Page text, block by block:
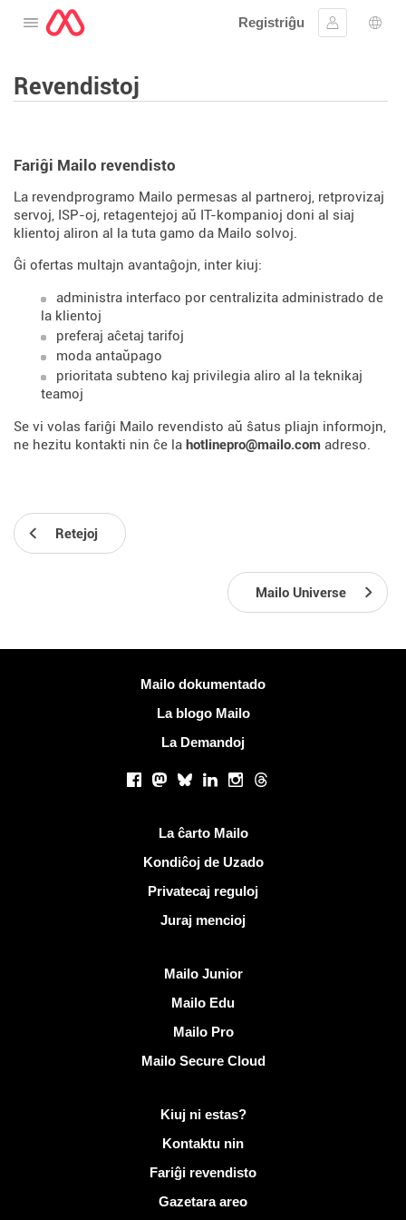
Malfermu la menuon
Registriĝu
Ensaluti
Revendistoj
Fariĝi Mailo revendisto
La revendprogramo Mailo permesas al partneroj, retprovizaj
servoj, ISP-oj, retagentejoj aŭ IT-kompanioj doni al siaj
klientoj aliron al la tuta gamo da Mailo solvoj.
Ĝi ofertas multajn avantaĝojn, inter kiuj:
administra interfaco por centralizita administrado de
la klientoj
preferaj aĉetaj tarifoj
moda antaŭpago
prioritata subteno kaj privilegia aliro al la teknikaj
teamoj
Se vi volas fariĝi Mailo revendisto aŭ ŝatus pliajn informojn,
ne hezitu kontakti nin ĉe la hotlinepro@mailo.com adreso.
Retejoj
Mailo Universe
Mailo dokumentado
La blogo Mailo
La Demandoj
Facebook
Mastodon
BlueskyLinkedInInstagram
Threads
La ĉarto Mailo
Kondiĉoj de Uzado
Privatecaj reguloj
Juraj mencioj
Mailo Junior
Mailo Edu
Mailo Pro
Mailo Secure Cloud
Kiuj ni estas?
Kontaktu nin
Fariĝi revendisto
Gazetara areo